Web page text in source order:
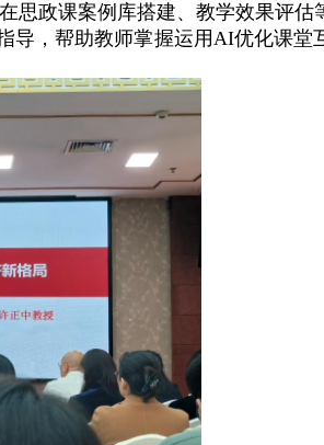
思政课案例库搭建、教学效果评估
导，帮助教师掌握运用AI优化课堂